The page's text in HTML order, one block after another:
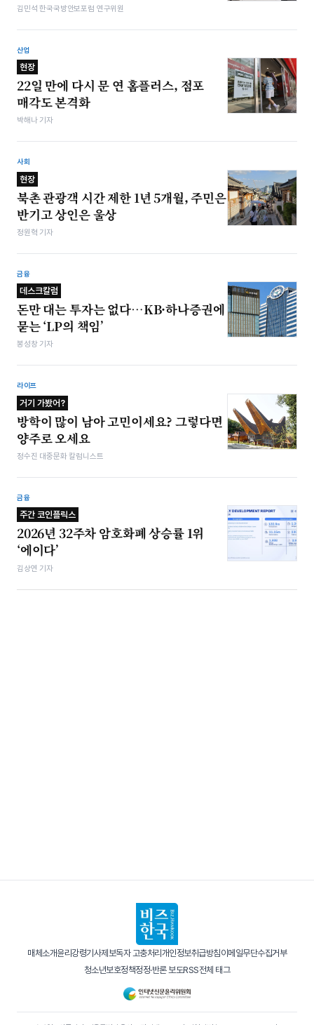
김민석 한국국방안보포럼 연구위원
산업
현장
22일 만에 다시 문 연 홈플러스, 점포
매각도 본격화
박해나 기자
사회
현장
북촌 관광객 시간 제한 1년 5개월, 주민은
반기고 상인은 울상
정원혁 기자
금융
데스크칼럼
돈만 대는 투자는 없다…KB·하나증권에
묻는 ‘LP의 책임’
봉성창 기자
라이프
거기 가봤어?
방학이 많이 남아 고민이세요? 그렇다면
양주로 오세요
정수진 대중문화 칼럼니스트
금융
주간 코인플릭스
2026년 32주차 암호화폐 상승률 1위
‘에이다’
김상연 기자
매체소개윤리강령기사제보독자 고충처리개인정보취급방침이메일무단수집거부
청소년보호정책정정·반론 보도RSS전체 태그